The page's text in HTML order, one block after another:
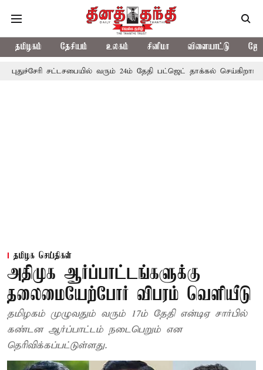
தமிழகம் தேசியம் உலகம் சினிமா விளையாட்டு
சட்டசபையில் வரும் 24ம் தேதி பட்ஜெட் தாக்கல் செய்கிறார் முதல்-
தமிழக செய்திகள்
அதிமுக ஆர்ப்பாட்டங்களுக்கு
தலைமையேற்போர் விபரம் வெளியீடு
தமிழகம் முழுவதும் வரும் 17ம் தேதி என்டிஏ சார்பில்
கண்டன ஆர்ப்பாட்டம் நடைபெறும் என
தெரிவிக்கப்பட்டுள்ளது.